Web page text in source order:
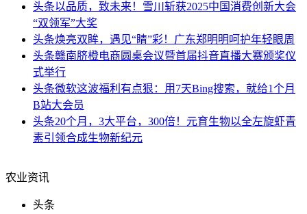
头条以品质，致未来！雪川斩获2025中国消费创新大会
“双领军”大奖
头条焕亮双眸，遇见“睛”彩！广东郑明明呵护年轻眼周
头条赣南脐橙电商圆桌会议暨首届抖音直播大赛颁奖仪
式举行
头条微软这波福利有点狠：用7天Bing搜索，就给1个月
B站大会员
头条20个月，3大平台，300倍！元育生物以全左旋虾青
素引领合成生物新纪元
农业资讯
头条